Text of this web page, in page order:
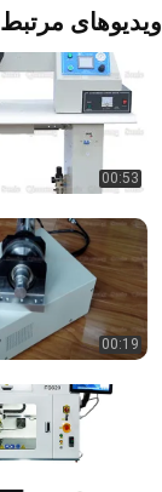
ویدیوهای مرتبط
00:53
00:19